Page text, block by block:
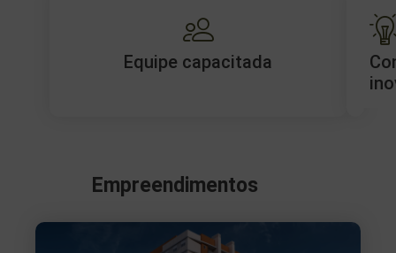
Equipe capacitada
Empreendimentos